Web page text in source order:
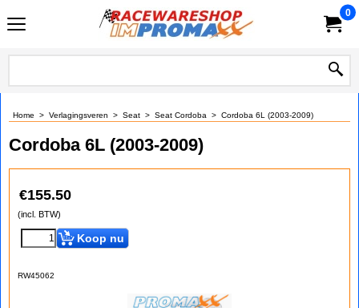
0
Home > Verlagingsveren > Seat > Seat Cordoba > Cordoba 6L (2003-2009)
Cordoba 6L (2003-2009)
€155.50
(incl. BTW)
Koop nu
RW45062